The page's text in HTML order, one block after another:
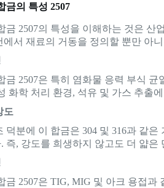
금의 특성 2507
금 2507의 특성을 이해하는 것은
에서 재료의 거동을 정의할 뿐만 아
금 2507은 특히 염화물 응력 부식
화학 처리 환경, 석유 및 가스 추출
도
덕분에 이 합금은 304 및 316과 같
즉, 강도를 희생하지 않고도 더 얇
금 2507은 TIG, MIG 및 아크 용접과